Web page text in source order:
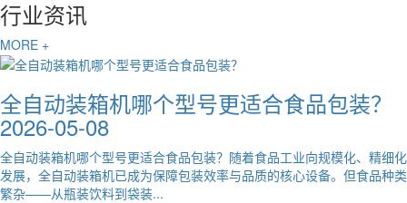
行业资讯
MORE +
全自动装箱机哪个型号更适合食品包装？
2026-05-08
全自动装箱机哪个型号更适合食品包装？随着食品工业向规模化、精细化
发展，全自动装箱机已成为保障包装效率与品质的核心设备。但食品种类
繁杂——从瓶装饮料到袋装...